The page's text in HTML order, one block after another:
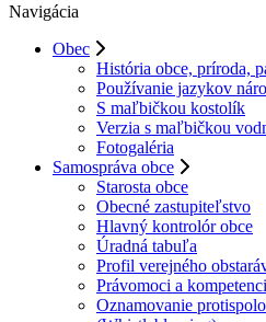
Navigácia
Obec
História obce, príroda,
Používanie jazykov
S maľbičkou kostolík
Verzia s maľbičkou
Fotogaléria
Samospráva obce
Starosta obce
Obecné zastupiteľstvo
Hlavný kontrolór obce
Úradná tabuľa
Profil verejného
Právomoci a
Oznamovanie